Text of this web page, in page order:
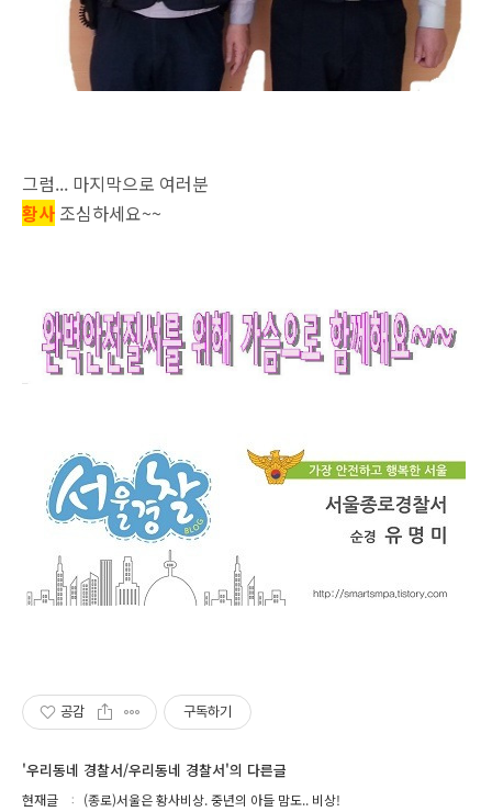
그럼... 마지막으로 여러분
황사 조심하세요~~
공감 구독하기
'우리동네 경찰서/우리동네 경찰서'의 다른글
현재글 (종로)서울은 황사비상. 중년의 아들 맘도.. 비상!